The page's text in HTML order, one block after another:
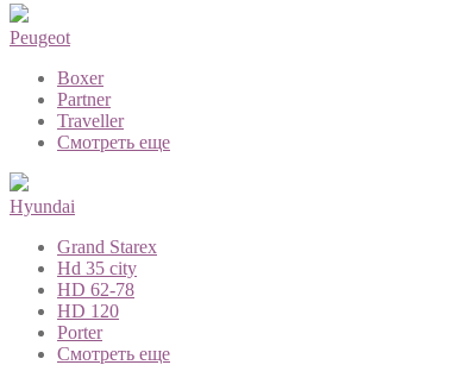
Peugeot
Boxer
Partner
Traveller
Смотреть еще
Hyundai
Grand Starex
Hd 35 city
HD 62-78
HD 120
Porter
Смотреть еще